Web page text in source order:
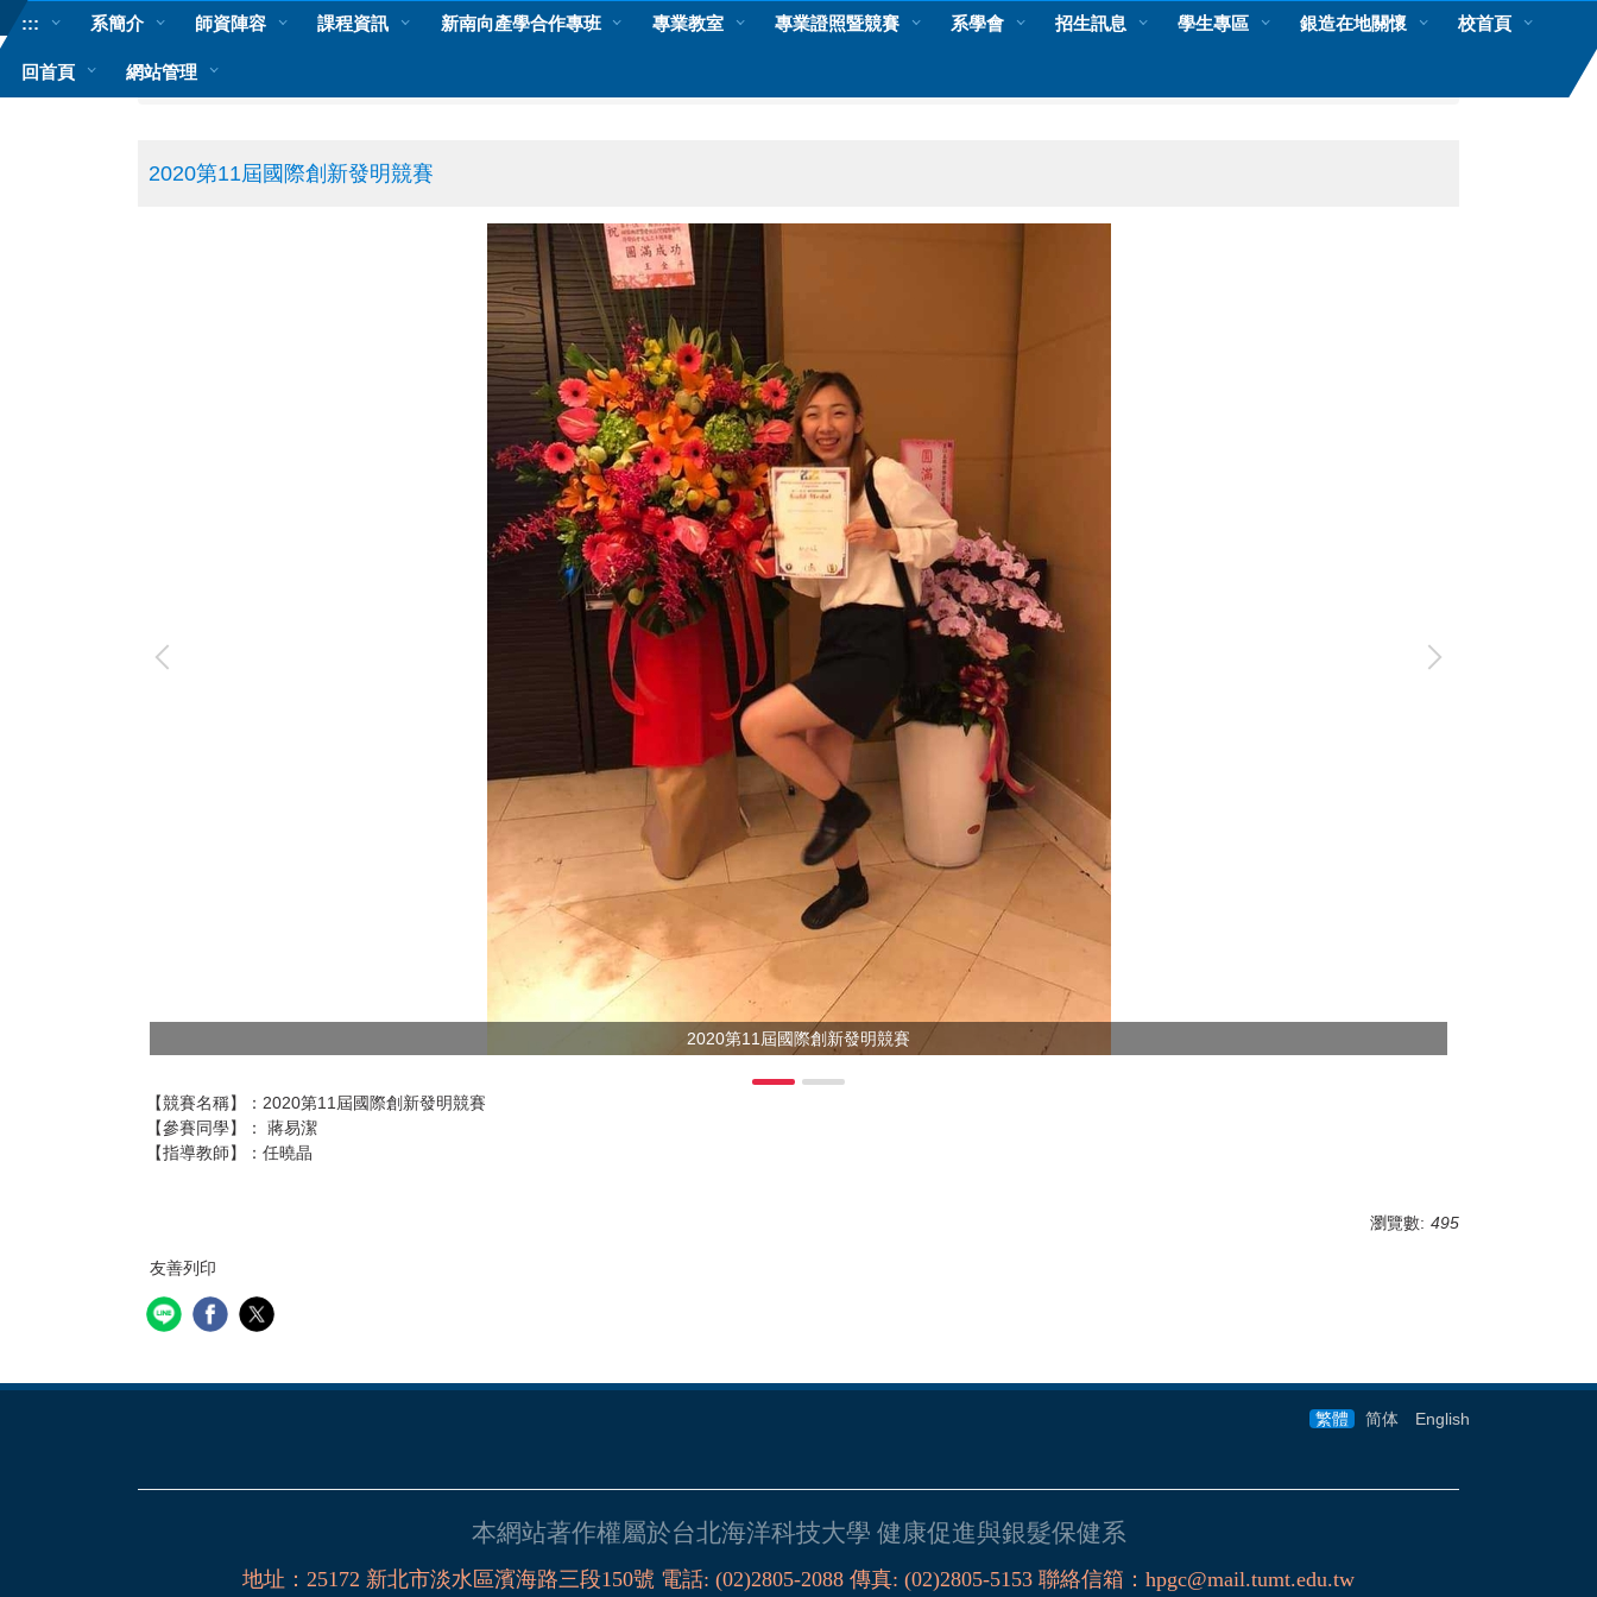
跳
主
::: 系簡介 師資陣容 課程資訊 新南向產學合作專班 專業教室 專業證照暨競賽 系學會 招生訊息 學生專區 銀造在地關懷 校首頁
回首頁 網站管理
首頁
2020第11屆國際創新發明競賽
2020第11屆國際創新發明競賽
【競賽名稱】：2020第11屆國際創新發明競賽
【參賽同學】： 蔣易潔
【指導教師】：任曉晶
瀏覽數: 495
友善列印
繁體 简体 English
本網站著作權屬於台北海洋科技大學 健康促進與銀髮保健系
地址： 25172 新北市淡水區濱海路三段150號 電話: (02)2805-2088 傳真: (02)2805-5153 聯絡信箱 ： hpgc@mail.tumt.edu.tw